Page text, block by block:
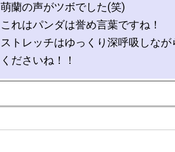
萌蘭の声がツボでした(笑)
これはパンダは誉め言葉ですね！
ストレッチはゆっくり深呼吸しな